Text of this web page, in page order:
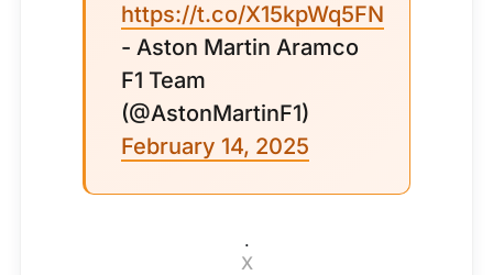
https://t.co/X15kpWq5FN
- Aston Martin Aramco
F1 Team
(@AstonMartinF1)
February 14, 2025
.
X